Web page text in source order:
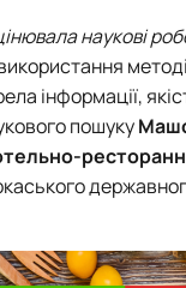
наукові
використання
інформації,
пошуку